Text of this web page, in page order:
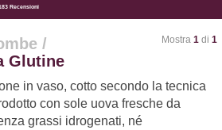
Recensioni
/
Glutine
Mostra 1 di 1
in vaso, cotto secondo la tecnica
con sole uova fresche da
grassi idrogenati, né